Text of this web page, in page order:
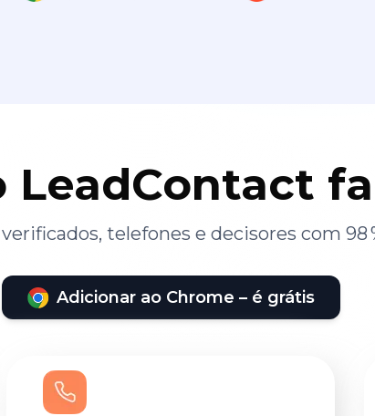
LeadContact
telefones e decisores com 98
Adicionar ao Chrome – é grátis